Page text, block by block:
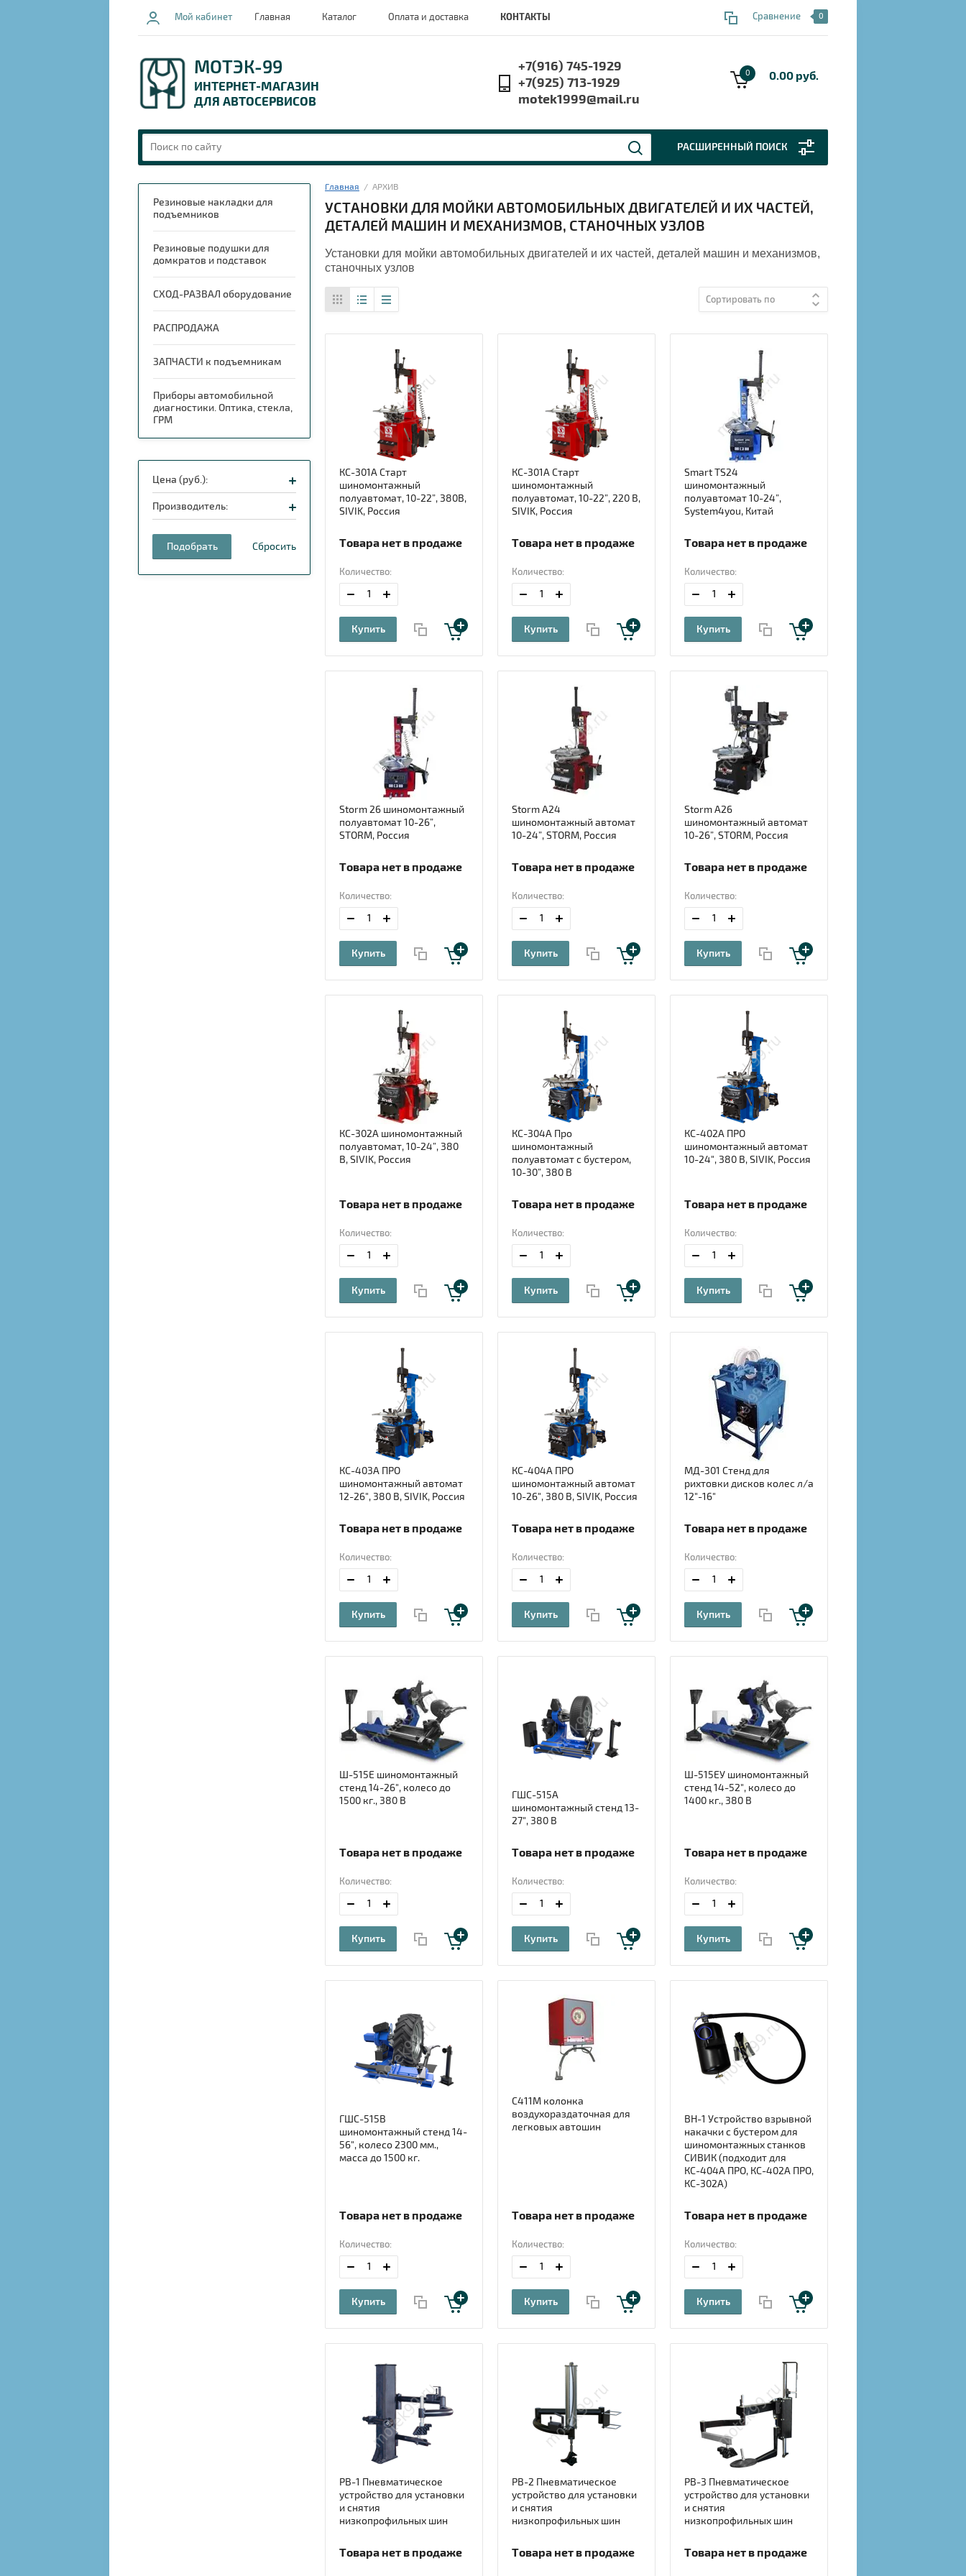
Мой кабинет Главная Каталог Оплата и доставка КОНТАКТЫ Сравнение 0
МОТЭК-99
ИНТЕРНЕТ-МАГАЗИН
ДЛЯ АВТОСЕРВИСОВ
+7(916) 745-1929
+7(925) 713-1929
motek1999@mail.ru
0 0.00 руб.
РАСШИРЕННЫЙ ПОИСК
Резиновые накладки для
подъемников
Резиновые подушки для
домкратов и подставок
СХОД-РАЗВАЛ оборудование
РАСПРОДАЖА
ЗАПЧАСТИ к подъемникам
Приборы автомобильной
диагностики. Оптика, стекла,
ГРМ
Цена (руб.):
Производитель:
Подобрать Сбросить
Главная
  /  АРХИВ
УСТАНОВКИ ДЛЯ МОЙКИ АВТОМОБИЛЬНЫХ ДВИГАТЕЛЕЙ И ИХ ЧАСТЕЙ,
ДЕТАЛЕЙ МАШИН И МЕХАНИЗМОВ, СТАНОЧНЫХ УЗЛОВ
Установки для мойки автомобильных двигателей и их частей, деталей машин и механизмов,
станочных узлов
Сортировать по
КС-301А Старт
шиномонтажный
полуавтомат, 10-22”, 380В,
SIVIK, Россия
Товара нет в продаже
Количество:
Купить
КС-301А Старт
шиномонтажный
полуавтомат, 10-22”, 220 В,
SIVIK, Россия
Товара нет в продаже
Количество:
Купить
Smart TS24
шиномонтажный
полуавтомат 10-24”,
System4you, Китай
Товара нет в продаже
Количество:
Купить
Storm 26 шиномонтажный
полуавтомат 10-26”,
STORM, Россия
Товара нет в продаже
Количество:
Купить
Storm А24
шиномонтажный автомат
10-24”, STORM, Россия
Товара нет в продаже
Количество:
Купить
Storm А26
шиномонтажный автомат
10-26”, STORM, Россия
Товара нет в продаже
Количество:
Купить
КС-302А шиномонтажный
полуавтомат, 10-24”, 380
В, SIVIK, Россия
Товара нет в продаже
Количество:
Купить
КС-304А Про
шиномонтажный
полуавтомат с бустером,
10-30”, 380 В
Товара нет в продаже
Количество:
Купить
КС-402А ПРО
шиномонтажный автомат
10-24", 380 В, SIVIK, Россия
Товара нет в продаже
Количество:
Купить
КС-403А ПРО
шиномонтажный автомат
12-26", 380 В, SIVIK, Россия
Товара нет в продаже
Количество:
Купить
КС-404А ПРО
шиномонтажный автомат
10-26", 380 В, SIVIK, Россия
Товара нет в продаже
Количество:
Купить
МД-301 Стенд для
рихтовки дисков колес л/а
12"-16"
Товара нет в продаже
Количество:
Купить
Ш-515Е шиномонтажный
стенд 14-26", колесо до
1500 кг., 380 В
Товара нет в продаже
Количество:
Купить
ГШС-515А
шиномонтажный стенд 13-
27", 380 В
Товара нет в продаже
Количество:
Купить
Ш-515ЕУ шиномонтажный
стенд 14-52", колесо до
1400 кг., 380 В
Товара нет в продаже
Количество:
Купить
ГШС-515В
шиномонтажный стенд 14-
56", колесо 2300 мм.,
масса до 1500 кг.
Товара нет в продаже
Количество:
Купить
С411М колонка
воздухораздаточная для
легковых автошин
Товара нет в продаже
Количество:
Купить
ВН-1 Устройство взрывной
накачки с бустером для
шиномонтажных станков
СИВИК (подходит для
КС-404А ПРО, КС-402А ПРО,
КС-302А)
Товара нет в продаже
Количество:
Купить
РВ-1 Пневматическое
устройство для установки
и снятия
низкопрофильных шин
Товара нет в продаже
РВ-2 Пневматическое
устройство для установки
и снятия
низкопрофильных шин
Товара нет в продаже
РВ-3 Пневматическое
устройство для установки
и снятия
низкопрофильных шин
Товара нет в продаже